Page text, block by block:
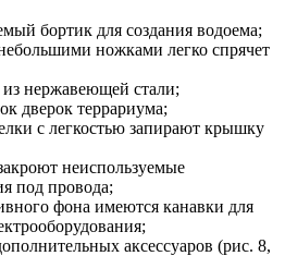
бортик для создания водоема;
ножками легко спрячет
нержавеющей стали;
дверок террариума;
с легкостью запирают крышку
неиспользуемые
под провода;
фона имеются канавки для
аксессуаров (рис. 8,